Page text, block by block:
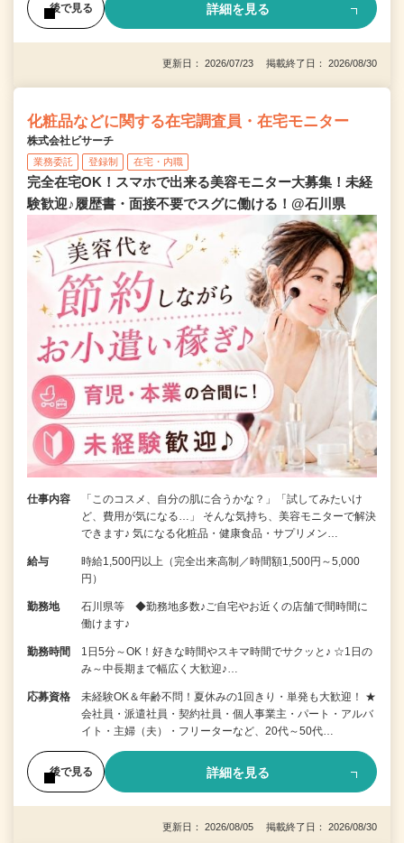
後で見る 詳細を見る
更新日： 2026/07/23 掲載終了日： 2026/08/30
化粧品などに関する在宅調査員・在宅モニター
株式会社ビサーチ
業務委託 登録制 在宅・内職
完全在宅OK！スマホで出来る美容モニター大募集！未経
験歓迎♪履歴書・面接不要でスグに働ける！@石川県
仕事内容
「このコスメ、自分の肌に合うかな？」「試してみたいけ
ど、費用が気になる…」 そんな気持ち、美容モニターで解決
できます♪ 気になる化粧品・健康食品・サプリメン…
給与
時給1,500円以上（完全出来高制／時間額1,500円～5,000
円）
勤務地
石川県等 ◆勤務地多数♪ご自宅やお近くの店舗で間時間に
働けます♪
勤務時間
1日5分～OK！好きな時間やスキマ時間でサクッと♪ ☆1日の
み～中長期まで幅広く大歓迎♪…
応募資格
未経験OK＆年齢不問！夏休みの1回きり・単発も大歓迎！ ★
会社員・派遣社員・契約社員・個人事業主・パート・アルバ
イト・主婦（夫）・フリーターなど、20代～50代…
後で見る 詳細を見る
更新日： 2026/08/05 掲載終了日： 2026/08/30